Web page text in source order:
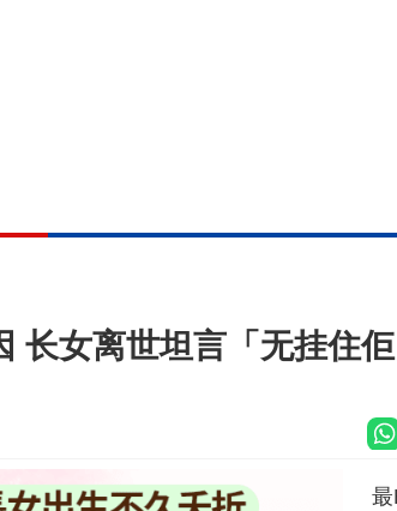
女离世坦言「无挂住